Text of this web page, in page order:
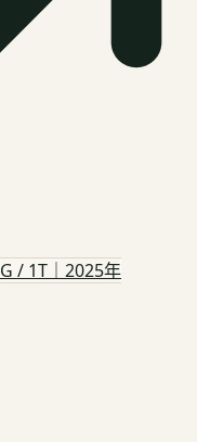
/ 1T｜2025年